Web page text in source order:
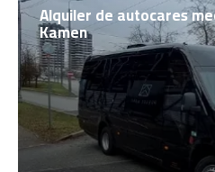
Alquiler de autocares
Kamen